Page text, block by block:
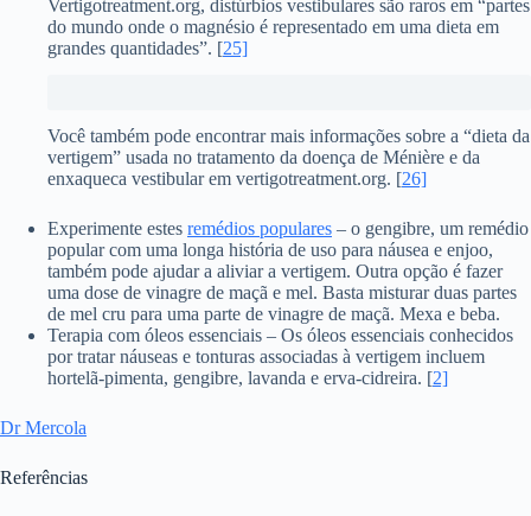
Vertigotreatment.org, distúrbios vestibulares são raros em “partes
do mundo onde o magnésio é representado em uma dieta em
grandes quantidades”. [25]
Você também pode encontrar mais informações sobre a “dieta da
vertigem” usada no tratamento da doença de Ménière e da
enxaqueca vestibular em vertigotreatment.org. [26]
Experimente estes remédios populares – o gengibre, um remédio
popular com uma longa história de uso para náusea e enjoo,
também pode ajudar a aliviar a vertigem. Outra opção é fazer
uma dose de vinagre de maçã e mel. Basta misturar duas partes
de mel cru para uma parte de vinagre de maçã. Mexa e beba.
Terapia com óleos essenciais – Os óleos essenciais conhecidos
por tratar náuseas e tonturas associadas à vertigem incluem
hortelã-pimenta, gengibre, lavanda e erva-cidreira. [2]
Dr Mercola
Referências